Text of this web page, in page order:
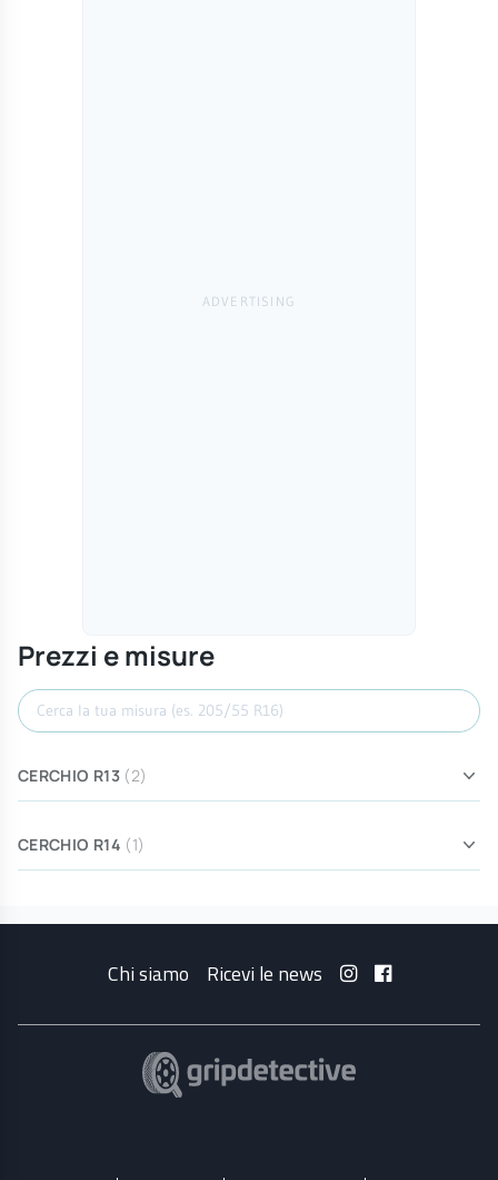
Prezzi e misure
Cerca misura
CERCHIO R13 (2)
CERCHIO R14 (1)
Chi siamo Ricevi le news